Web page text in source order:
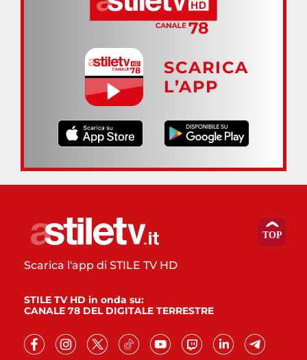
SCARICA
L’APP
Scarica l'app di STILE TV HD
STILE TV HD in onda su:
CANALE 78 DEL DIGITALE TERRESTRE